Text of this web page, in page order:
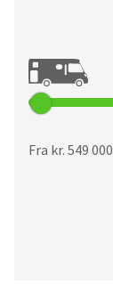
Fra kr. 549 000